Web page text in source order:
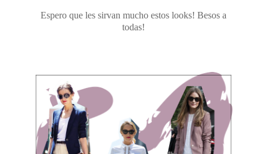
Espero que les sirvan mucho estos looks! Besos a
todas!